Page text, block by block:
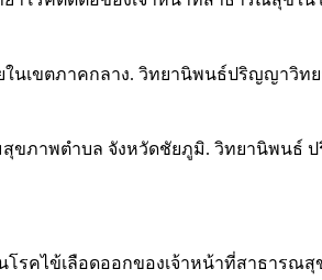
ในเขตภาคกลาง. วิทยานิพนธ์ปริญญาวิ
สุขภาพตำบล จังหวัดชัยภูมิ. วิทยานิพนธ์
คไข้เลือดออกของเจ้าหน้าที่สาธารณสุ